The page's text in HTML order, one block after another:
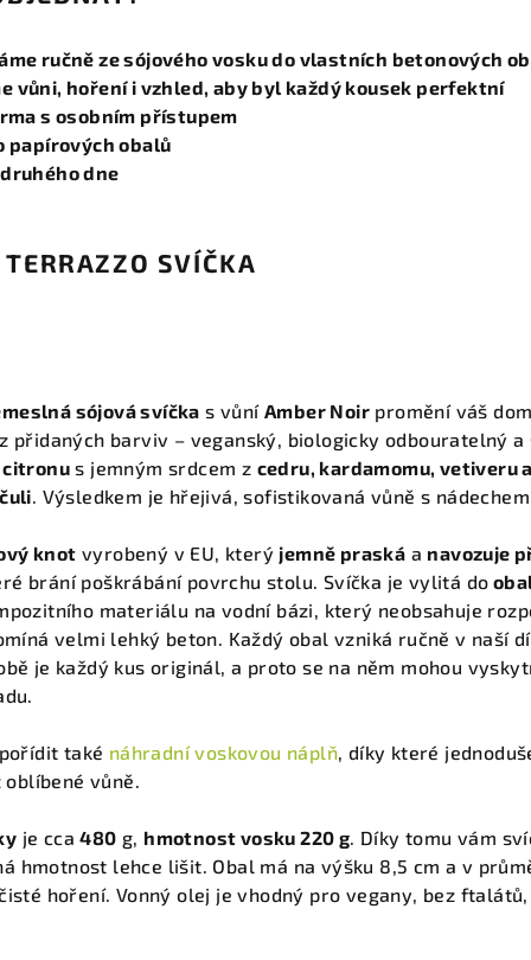
ručně ze sójového vosku do vlastních betonových
vůni, hoření i vzhled, aby byl každý kousek perfektní
s osobním přístupem
papírových obalů
dne
SVÍČKA
sójová svíčka s vůníAmber Noir promění váš
přidaných barviv – veganský, biologicky odbouratelný
citronu s jemným srdcem z cedru, kardamomu, vetiveru
. Výsledkem je hřejivá, sofistikovaná vůně s
knot vyrobený v EU, který jemně praská a navozuje
brání poškrábání povrchu stolu. Svíčka je vylitá do
materiálu na vodní bázi, který neobsahuje
velmi lehký beton. Každý obal vzniká ručně v naší
je každý kus originál, a proto se na něm mohou
také náhradní voskovou náplň , díky které
vůně.
je cca480 g, hmotnost vosku 220 g . Díky tomu vám
hmotnost lehce lišit. Obal má na výšku 8,5 cm a v
hoření. Vonný olej je vhodný pro vegany, bez